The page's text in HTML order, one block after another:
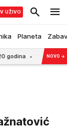
Planeta
UŽIVO
18:16 "MILJANA
NOVO →